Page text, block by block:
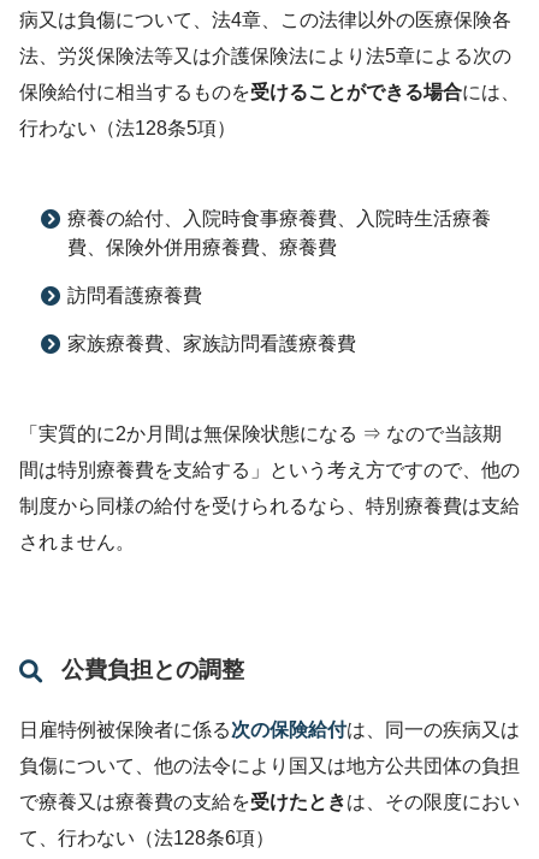
病又は負傷について、法4章、この法律以外の医療保険各
法、労災保険法等又は介護保険法により法5章による次の
保険給付に相当するものを受けることができる場合には、
行わない（法128条5項）
療養の給付、入院時食事療養費、入院時生活療養
費、保険外併用療養費、療養費
訪問看護療養費
家族療養費、家族訪問看護療養費
「実質的に2か月間は無保険状態になる ⇒ なので当該期
間は特別療養費を支給する」という考え方ですので、他の
制度から同様の給付を受けられるなら、特別療養費は支給
されません。
公費負担との調整
日雇特例被保険者に係る次の保険給付は、同一の疾病又は
負傷について、他の法令により国又は地方公共団体の負担
で療養又は療養費の支給を受けたときは、その限度におい
て、行わない（法128条6項）